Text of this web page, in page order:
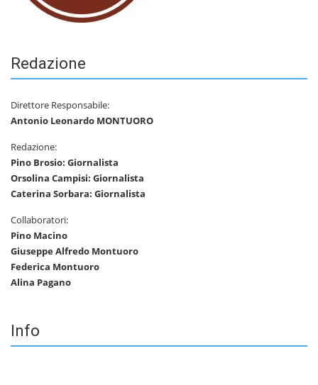
Redazione
Direttore Responsabile:
Antonio Leonardo MONTUORO
Redazione:
Pino Brosio: Giornalista
Orsolina Campisi: Giornalista
Caterina Sorbara: Giornalista
Collaboratori:
Pino Macino
Giuseppe Alfredo Montuoro
Federica Montuoro
Alina Pagano
Info